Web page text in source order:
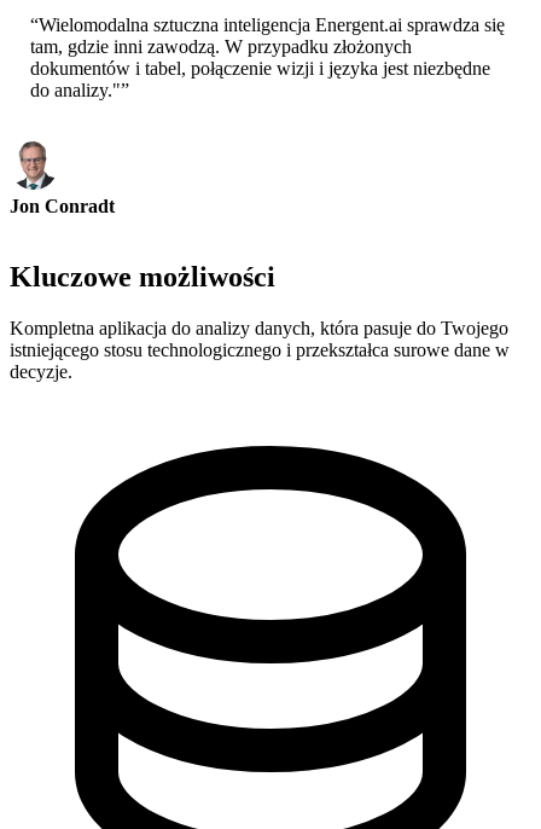
“Wielomodalna sztuczna inteligencja Energent.ai sprawdza się
tam, gdzie inni zawodzą. W przypadku złożonych
dokumentów i tabel, połączenie wizji i języka jest niezbędne
do analizy."”
Jon Conradt
Kluczowe możliwości
Kompletna aplikacja do analizy danych, która pasuje do Twojego
istniejącego stosu technologicznego i przekształca surowe dane w
decyzje.